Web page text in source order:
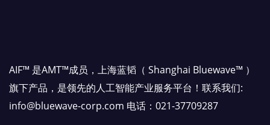
AIF™ 是AMT™成员，上海蓝韬（ Shanghai Bluewave™ ）
旗下产品，是领先的人工智能产业服务平台！联系我们:
info@bluewave-corp.com 电话：021-37709287